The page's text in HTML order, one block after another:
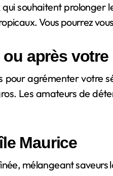
souhaitent prolonger
Vous pourrez
après
agrémenter votre
Les amateurs de
Maurice
mélangeant